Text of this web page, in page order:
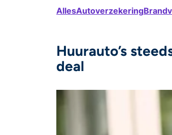
AllesAutoverzekering
Huurauto’s
deal